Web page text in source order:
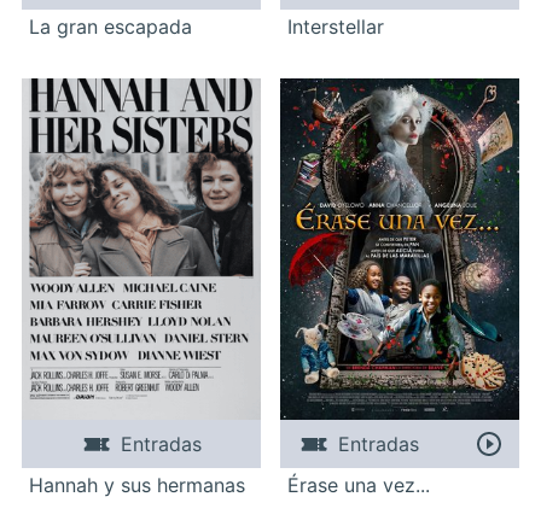
La gran escapada
Interstellar
Entradas
Hannah y sus hermanas
Entradas
Érase una vez...